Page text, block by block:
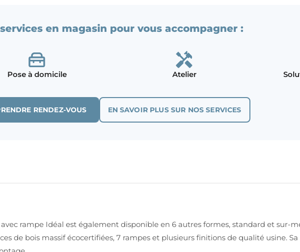
en magasin pour vous accompagner :
Pose à domicile Atelier
RENDEZ-VOUS EN SAVOIR PLUS SUR NOS SERVICES
rampe Idéal est également disponible en 6 autres formes, standard et sur-
de bois massif écocertifiées, 7 rampes et plusieurs finitions de qualité usine.